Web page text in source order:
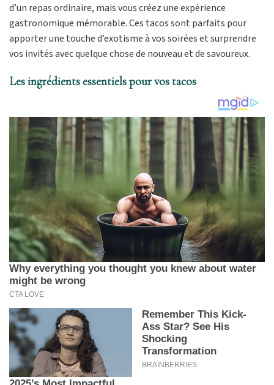
d’un repas ordinaire, mais vous créez une expérience
gastronomique mémorable. Ces tacos sont parfaits pour
apporter une touche d’exotisme à vos soirées et surprendre
vos invités avec quelque chose de nouveau et de savoureux.
Les ingrédients essentiels pour vos tacos